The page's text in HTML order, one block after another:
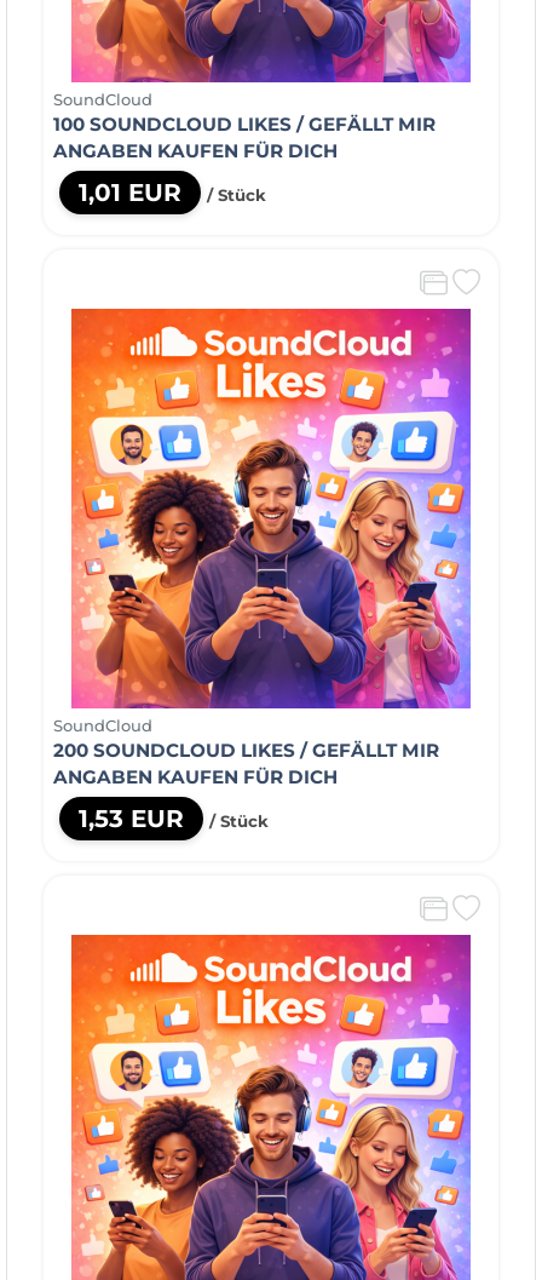
SoundCloud
100 SOUNDCLOUD LIKES / GEFÄLLT MIR
ANGABEN KAUFEN FÜR DICH
1,01 EUR / Stück
SoundCloud
200 SOUNDCLOUD LIKES / GEFÄLLT MIR
ANGABEN KAUFEN FÜR DICH
1,53 EUR / Stück